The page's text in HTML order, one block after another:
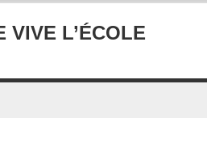
VIVE L’ÉCOLE